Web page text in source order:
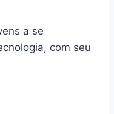
a se
com seu